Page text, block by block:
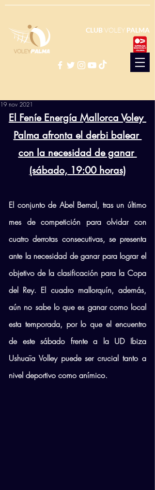
CLUBVOLEY PALMA
19 nov 2021
El Feníe Energía Mallorca Voley
Palma afronta el derbi balear
con la necesidad de ganar
(sábado, 19:00 horas)
El conjunto de Abel Bernal, tras un último
mes de competición para olvidar con
cuatro derrotas consecutivas, se presenta
ante la necesidad de ganar para lograr el
objetivo de la clasificación para la Copa
del Rey. El cuadro mallorquín, además,
aún no sabe lo que es ganar como local
esta temporada, por lo que el encuentro
de este sábado frente a la UD Ibiza
Ushuaïa Volley puede ser crucial tanto a
nivel deportivo como anímico.